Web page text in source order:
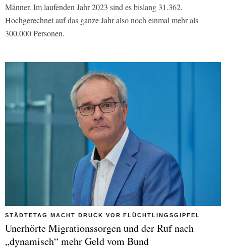
Männer. Im laufenden Jahr 2023 sind es bislang 31.362.
Hochgerechnet auf das ganze Jahr also noch einmal mehr als
300.000 Personen.
STÄDTETAG MACHT DRUCK VOR FLÜCHTLINGSGIPFEL
Unerhörte Migrationssorgen und der Ruf nach
„dynamisch“ mehr Geld vom Bund